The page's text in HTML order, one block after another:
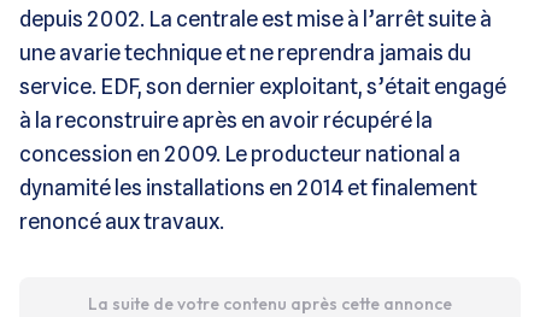
depuis 2002. La centrale est mise à l’arrêt suite à
une avarie technique et ne reprendra jamais du
service. EDF, son dernier exploitant, s’était engagé
à la reconstruire après en avoir récupéré la
concession en 2009. Le producteur national a
dynamité les installations en 2014 et finalement
renoncé aux travaux.
La suite de votre contenu après cette annonce